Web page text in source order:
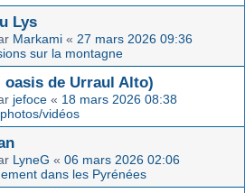
Lys
Markami « 27 mars 2026 09:36
sur la montagne
oasis de Urraul Alto)
jefoce « 18 mars 2026 08:38
vidéos
LyneG « 06 mars 2026 02:06
dans les Pyrénées